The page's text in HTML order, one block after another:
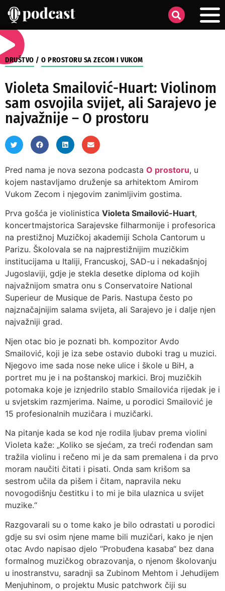
DRUŠTVO / O PROSTORU SA ZECOM I VUKOM
Violeta Smailović-Huart: Violinom
sam osvojila svijet, ali Sarajevo je
najvažnije – O prostoru
Pred nama je nova sezona podcasta O prostoru, u
kojem nastavljamo druženje sa arhitektom Amirom
Vukom Zecom i njegovim zanimljivim gostima.
Prva gošća je violinistica Violeta Smailović-Huart,
koncertmajstorica Sarajevske filharmonije i profesorica
na prestižnoj Muzičkoj akademiji Schola Cantorum u
Parizu. Školovala se na najprestižnijim muzičkim
institucijama u Italiji, Francuskoj, SAD-u i nekadašnjoj
Jugoslaviji, gdje je stekla desetke diploma od kojih
najvažnijom smatra onu s Conservatoire National
Superieur de Musique de Paris. Nastupa često po
najznačajnijim salama svijeta, ali Sarajevo je i dalje njen
najvažniji grad.
Njen otac bio je poznati bh. kompozitor Avdo
Smailović, koji je iza sebe ostavio duboki trag u muzici.
Njegovo ime sada nose neke ulice i škole u BiH, a
portret mu je i na poštanskoj markici. Broj muzičkih
potomaka koje je iznjedrilo stablo Smailovića rijedak je i
u svjetskim razmjerima. Naime, u porodici Smailović je
15 profesionalnih muzičara i muzičarki.
Na pitanje kada se kod nje rodila ljubav prema violini
Violeta kaže: „Koliko se sjećam, za treći rođendan sam
tražila violinu i rečeno mi je da sam premalena i da prvo
moram naučiti čitati i pisati. Onda sam krišom sa
sestrom učila da pišem i čitam, napravila neku
novogodišnju čestitku i to mi je bila ulaznica u svijet
muzike.“
Razgovarali su o tome kako je bilo odrastati u porodici
gdje su svi osim njene mame bili muzičari, kako je njen
otac Avdo napisao djelo “Probuđena kasaba“ bez dana
formalnog muzičkog obrazovanja, o njenom školovanju
u inostranstvu, saradnji sa Zubinom Mehtom i Jehudijem
Menjuhinom, o projektu Music patchwork čiji su